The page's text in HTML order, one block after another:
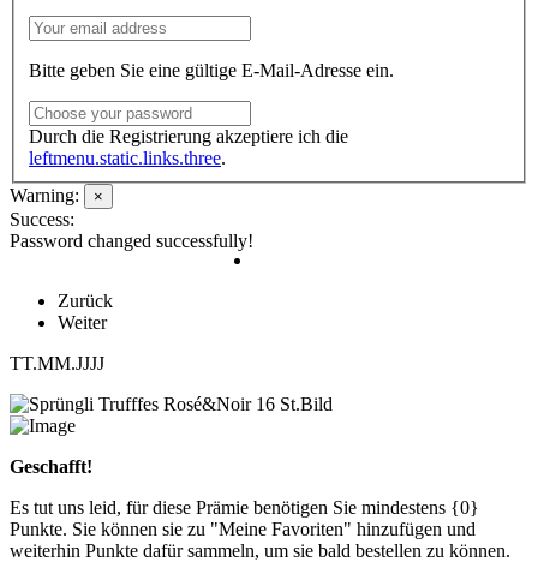
Bitte geben Sie eine gültige E-Mail-Adresse ein.
Durch die Registrierung akzeptiere ich die
leftmenu.static.links.three.
Warning:
×
Success:
Password changed successfully!
Zurück
Weiter
TT.MM.JJJJ
Geschafft!
Es tut uns leid, für diese Prämie benötigen Sie mindestens {0}
Punkte. Sie können sie zu "Meine Favoriten" hinzufügen und
weiterhin Punkte dafür sammeln, um sie bald bestellen zu können.